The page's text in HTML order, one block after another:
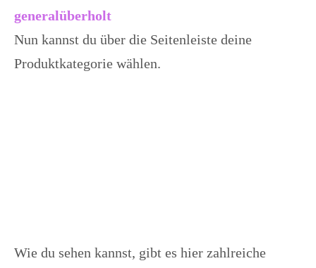
generalüberholt
Nun kannst du über die Seitenleiste deine
Produktkategorie wählen.
Wie du sehen kannst, gibt es hier zahlreiche